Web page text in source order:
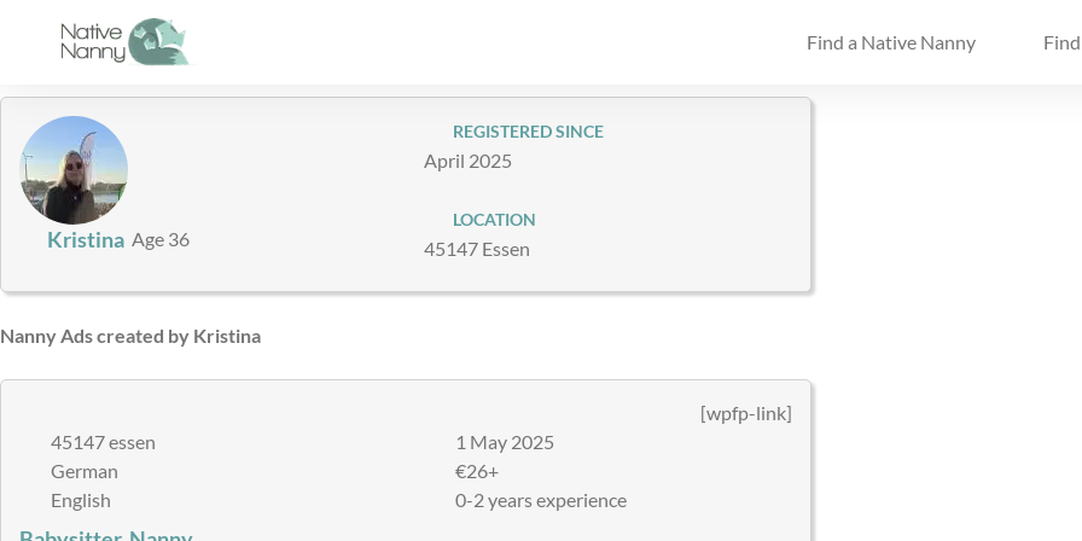
Find a Native Nanny
Kristina Age 36
REGISTERED SINCE
April 2025
LOCATION
45147 Essen
Nanny Ads created by Kristina
[wpfp-link]
45147 essen
German
English
1 May 2025
€26+
0-2 years experience